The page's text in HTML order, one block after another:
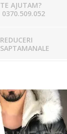
TE AJUTAM?
0370.509.052
REDUCERI
SAPTAMANALE